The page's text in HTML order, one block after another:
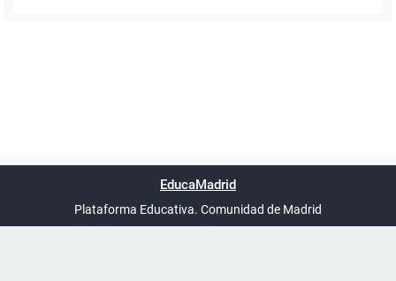
UTC+02:00
phpBB España
EducaMadrid
Plataforma Educativa. Comunidad de Madrid